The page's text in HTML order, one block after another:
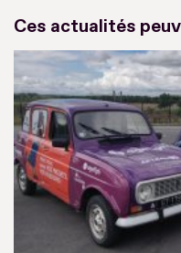
Ces actualités